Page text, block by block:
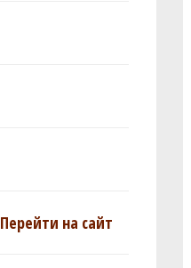
Перейти на сайт